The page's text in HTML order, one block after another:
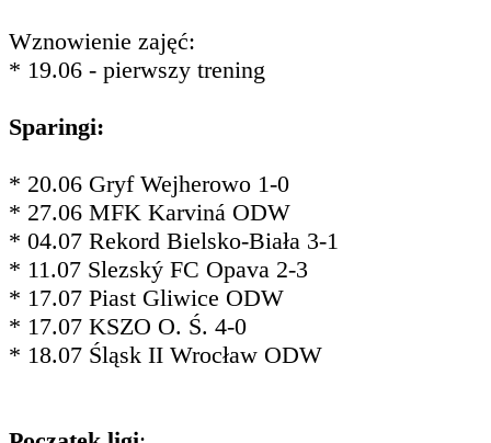
Wznowienie zajęć:
* 19.06 - pierwszy trening
Sparingi:
* 20.06 Gryf Wejherowo 1-0
* 27.06 MFK Karviná ODW
* 04.07 Rekord Bielsko-Biała 3-1
* 11.07 Slezský FC Opava 2-3
* 17.07 Piast Gliwice ODW
* 17.07 KSZO O. Ś. 4-0
* 18.07 Śląsk II Wrocław ODW